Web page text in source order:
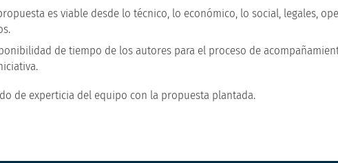
es viable desde lo técnico, lo económico, lo social, legales,
de tiempo de los autores para el proceso de
de experticia del equipo con la propuesta plantada.